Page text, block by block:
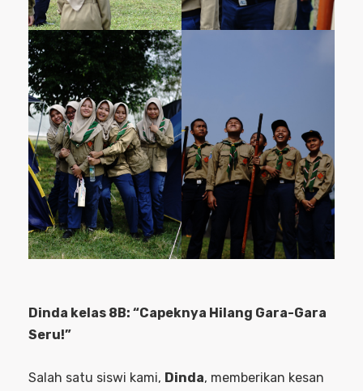
Dinda kelas 8B: “Capeknya Hilang Gara-Gara
Seru!”
Salah satu siswi kami, Dinda, memberikan kesan